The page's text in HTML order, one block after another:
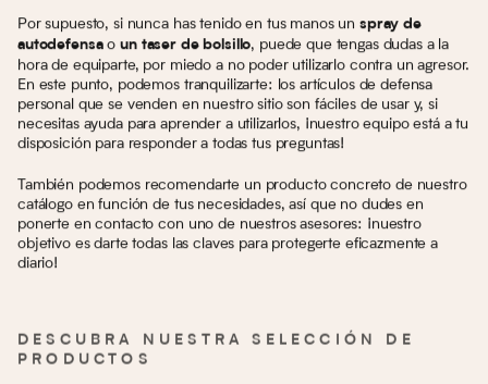
Por supuesto, si nunca has tenido en tus manos un spray de
autodefensaoun taser de bolsillo, puede que tengas dudas a la
hora de equiparte, por miedo a no poder utilizarlo contra un agresor.
En este punto, podemos tranquilizarte: los artículos de defensa
personal que se venden en nuestro sitio son fáciles de usar y, si
necesitas ayuda para aprender a utilizarlos, ¡nuestro equipo está a tu
disposición para responder a todas tus preguntas!
También podemos recomendarte un producto concreto de nuestro
catálogo en función de tus necesidades, así que no dudes en
ponerte en contacto con uno de nuestros asesores: ¡nuestro
objetivo es darte todas las claves para protegerte eficazmente a
diario!
DESCUBRA NUESTRA SELECCIÓN DE
PRODUCTOS